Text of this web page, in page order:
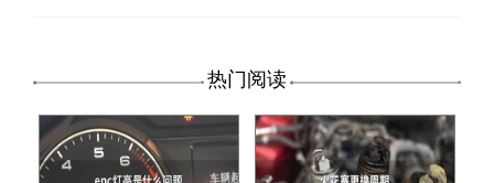
热门阅读